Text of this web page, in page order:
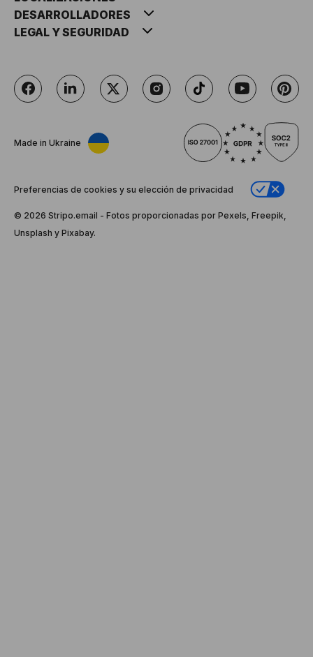
DESARROLLADORES
LEGAL Y SEGURIDAD
Made in Ukraine
Preferencias de cookies y su elección de privacidad
© 2026 Stripо.email - Fotos proporcionadas por Pexels, Freepik,
Unsplash y Pixabay.